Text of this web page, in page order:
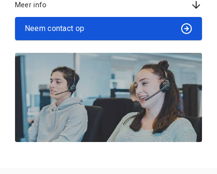
Meer info
Neem contact op